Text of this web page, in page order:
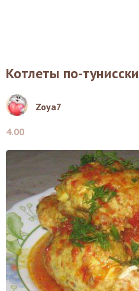
Котлеты по-тунисски
Zoya7
4.00